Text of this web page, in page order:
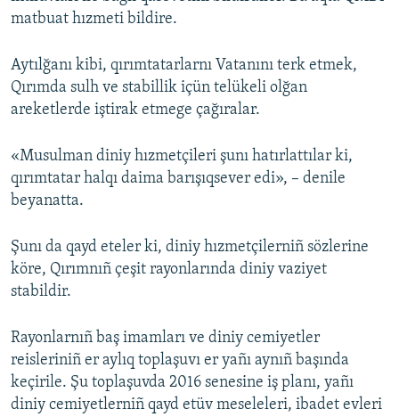
matbuat hızmeti bildire.
Aytılğanı kibi, qırımtatarlarnı Vatanını terk etmek,
Qırımda sulh ve stabillik içün telükeli olğan
areketlerde iştirak etmege çağıralar.
«Musulman diniy hızmetçileri şunı hatırlattılar ki,
qırımtatar halqı daima barışıqsever edi», – denile
beyanatta.
Şunı da qayd eteler ki, diniy hızmetçilerniñ sözlerine
köre, Qırımnıñ çeşit rayonlarında diniy vaziyet
stabildir.
Rayonlarnıñ baş imamları ve diniy cemiyetler
reisleriniñ er aylıq toplaşuvı er yañı aynıñ başında
keçirile. Şu toplaşuvda 2016 senesine iş planı, yañı
diniy cemiyetlerniñ qayd etüv meseleleri, ibadet evleri